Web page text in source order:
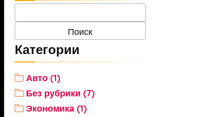
Категории
Авто (1)
Без рубрики (7)
Экономика (1)